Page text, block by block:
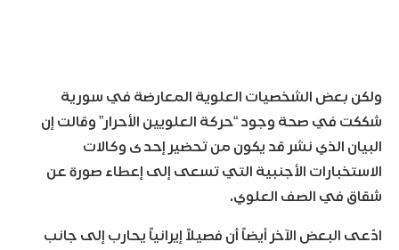
ولكن بعض الشخصيات العلوية المعارضة في سورية
شككت في صحة وجود “حركة العلويين الأحرار” وقالت إن
البيان الذي نشر قد يكون من تحضير إحدى وكالات
الاستخبارات الأجنبية التي تسعى إلى إعطاء صورة عن
شقاق في الصف العلوي.
ادّعى البعض الآخر أيضاً أن فصيلاً إيرانياً يحارب إلى جانب